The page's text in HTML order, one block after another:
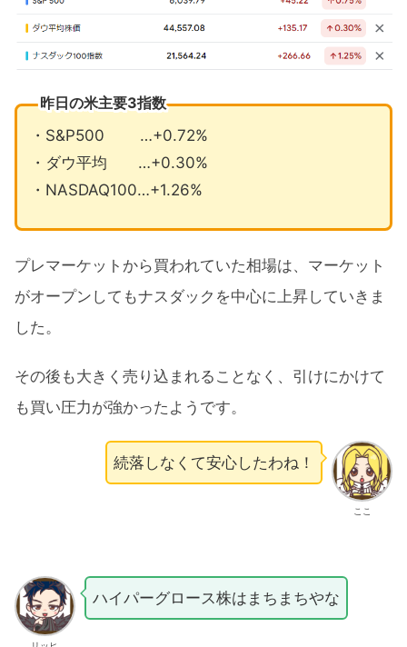
昨日の米主要3指数
・S&P500 …+0.72%
・ダウ平均 …+0.30%
・NASDAQ100…+1.26%
プレマーケットから買われていた相場は、マーケット
がオープンしてもナスダックを中心に上昇していきま
した。
その後も大きく売り込まれることなく、引けにかけて
も買い圧力が強かったようです。
ここ
続落しなくて安心したわね！
ハイパーグロース株はまちまちやな